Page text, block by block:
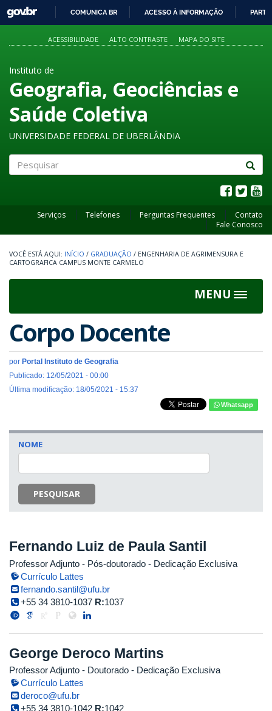
PARA
O
GOVBR
COMUNICA BR ACESSO À INFORMAÇÃO
ACESSIBILIDADE ALTO CONTRASTE MAPA DO SITE
Instituto de
Geografia, Geociências e
Saúde Coletiva
UNIVERSIDADE FEDERAL DE UBERLÂNDIA
Serviços Telefones Perguntas Frequentes
Contato
Fale Conosco
INÍCIO / GRADUAÇÃO / ENGENHARIA DE AGRIMENSURA E
CARTOGRAFICA CAMPUS MONTE CARMELO
MENU
Toggle
Corpo Docente
por Portal Instituto de Geografia
Publicado: 12/05/2021 - 00:00
Última modificação: 18/05/2021 - 15:37
Whatsapp
NOME
PESQUISAR
Fernando Luiz de Paula Santil
Professor Adjunto - Pós-doutorado - Dedicação Exclusiva
Currículo Lattes
fernando.santil@ufu.br
+55 34 3810-1037 R:1037
George Deroco Martins
Professor Adjunto - Doutorado - Dedicação Exclusiva
Currículo Lattes
deroco@ufu.br
+55 34 3810-1042 R:1042